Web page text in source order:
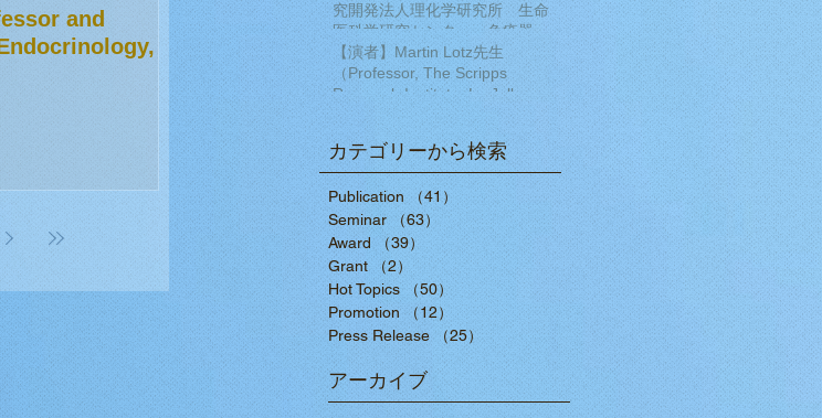
and
differentiation
of limb development
究開発法人理化学研究所 生命
医科学研究センター 免疫器官
形成研究チーム チームディレ
クター）【演題】ポリコム群の
発生過程とDNA損傷修復におけ
る作用
【演者】Martin Lotz先生
（Professor, The Scripps
Research Institute, La Jolla,
California）【演題】MULTI-
DIMENSIONAL ANALYSIS OF
THE HUMAN KNEE AS AN
ORGAN TO DISCOVER
MECHANISMS OF TISSUE
DAMAGE AND PAIN IN OSTEO
カテゴリーから検索
Publication （41）
41件の記事
Seminar （63） 63件の記事
Award
（39）
39件の記事
Grant
（2） 2件の記事
Hot Topics
（50） 50件の記事
Promotion （12） 12件の記事
Press Release （25）25件の記事
アーカイブ